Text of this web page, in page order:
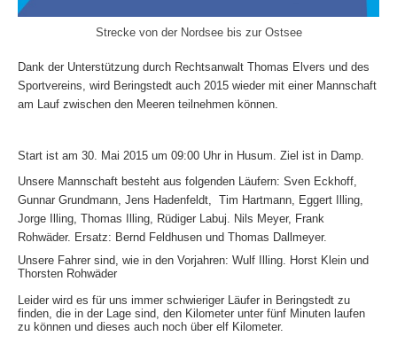
Strecke von der Nordsee bis zur Ostsee
Dank der Unterstützung durch Rechtsanwalt Thomas Elvers und des
Sportvereins, wird Beringstedt auch 2015 wieder mit einer Mannschaft
am Lauf zwischen den Meeren teilnehmen können.
Start ist am 30. Mai 2015 um 09:00 Uhr in Husum. Ziel ist in Damp.
Unsere Mannschaft besteht aus folgenden Läufern: Sven Eckhoff,
Gunnar Grundmann, Jens Hadenfeldt, Tim Hartmann, Eggert Illing,
Jorge Illing, Thomas Illing, Rüdiger Labuj. Nils Meyer, Frank
Rohwäder. Ersatz: Bernd Feldhusen und Thomas Dallmeyer.
Unsere Fahrer sind, wie in den Vorjahren: Wulf Illing. Horst Klein und
Thorsten Rohwäder
Leider wird es für uns immer schwieriger Läufer in Beringstedt zu
finden, die in der Lage sind, den Kilometer unter fünf Minuten laufen
zu können und dieses auch noch über elf Kilometer.